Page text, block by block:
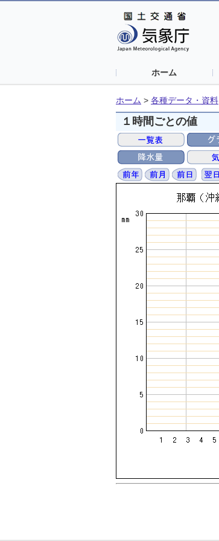
ホーム
ホーム > 各種データ・資料
１時間ごとの値